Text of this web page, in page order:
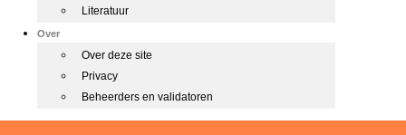
Literatuur
Over
Over deze site
Privacy
Beheerders en validatoren